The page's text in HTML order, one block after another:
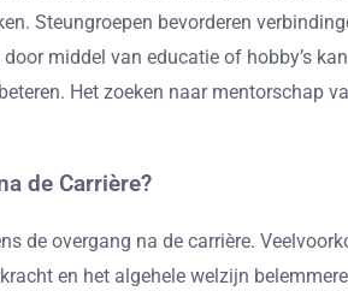
Steungroepen bevorderen
middel van educatie of hobby’s
Het zoeken naar mentorschap
de Carrière?
de overgang na de carrière.
en het algehele welzijn